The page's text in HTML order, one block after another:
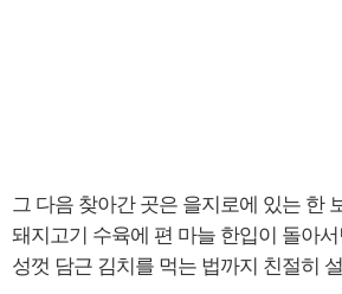
그 다음 찾아간 곳은 을지로에 있는 한
돼지고기 수육에 편 마늘 한입이 돌아
성껏 담근 김치를 먹는 법까지 친절히